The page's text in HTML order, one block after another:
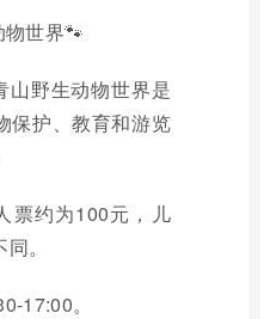
世界🐾
山野生动物世界是
保护、教育和游览
票约为100元，儿
。
17:00。